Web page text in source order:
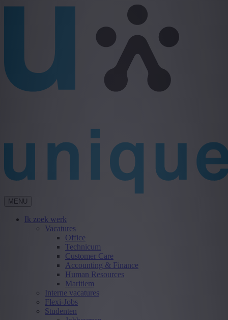
MENU
Ik zoek werk
Vacatures
Office
Technicum
Customer Care
Accounting & Finance
Human Resources
Maritiem
Interne vacatures
Flexi-Jobs
Studenten